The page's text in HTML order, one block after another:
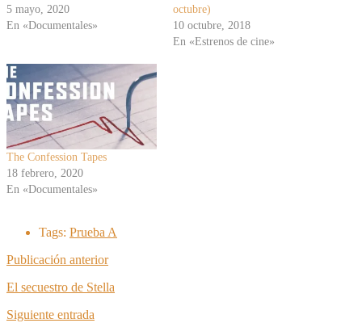
5 mayo, 2020
En «Documentales»
octubre)
10 octubre, 2018
En «Estrenos de cine»
The Confession Tapes
18 febrero, 2020
En «Documentales»
Tags: Prueba A
Publicación anterior
El secuestro de Stella
Siguiente entrada